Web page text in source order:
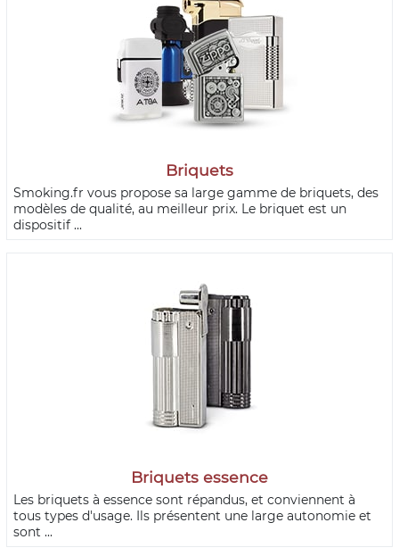
Briquets
Smoking.fr vous propose sa large gamme de briquets, des
modèles de qualité, au meilleur prix. Le briquet est un
dispositif ...
Briquets essence
Les briquets à essence sont répandus, et conviennent à
tous types d'usage. Ils présentent une large autonomie et
sont ...